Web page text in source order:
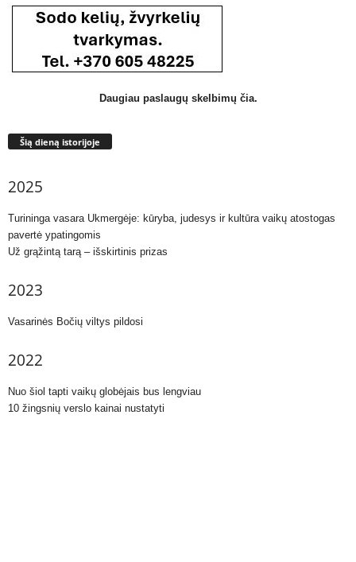
Daugiau paslaugų skelbimų čia.
Šią dieną istorijoje
2025
Turininga vasara Ukmergėje: kūryba, judesys ir kultūra vaikų atostogas
pavertė ypatingomis
Už grąžintą tarą – išskirtinis prizas
2023
Vasarinės Bočių viltys pildosi
2022
Nuo šiol tapti vaikų globėjais bus lengviau
10 žingsnių verslo kainai nustatyti